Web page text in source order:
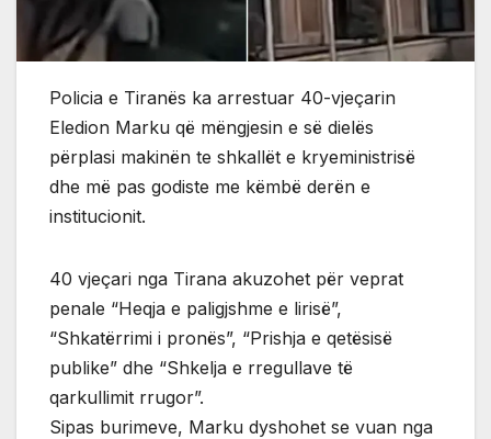
Policia e Tiranës ka arrestuar 40-vjeçarin
Eledion Marku që mëngjesin e së dielës
përplasi makinën te shkallët e kryeministrisë
dhe më pas godiste me këmbë derën e
institucionit.
40 vjeçari nga Tirana akuzohet për veprat
penale “Heqja e paligjshme e lirisë”,
“Shkatërrimi i pronës”, “Prishja e qetësisë
publike” dhe “Shkelja e rregullave të
qarkullimit rrugor”.
Sipas burimeve, Marku dyshohet se vuan nga